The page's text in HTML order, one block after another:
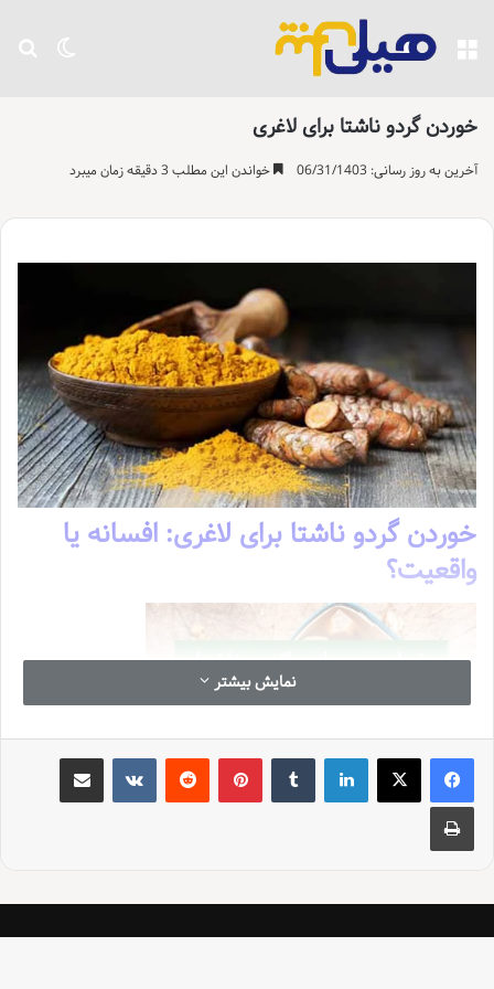
تغییر منو
خوردن گردو ناشتا برای لاغری
آخرین به روز رسانی: 06/31/1403 خواندن این مطلب 3 دقیقه زمان میبرد
خوردن گردو ناشتا برای لاغری: افسانه یا
واقعیت؟
نمایش بیشتر
لینکدین ‫تامبلر ‫پین‌ترست‫رددیت ‫VKontakteاشتراک گذاری از طریق ایمیل
چاپ